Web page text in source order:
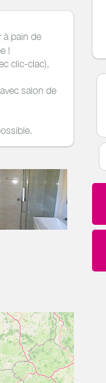
pain de
!
clic-clac),
salon de